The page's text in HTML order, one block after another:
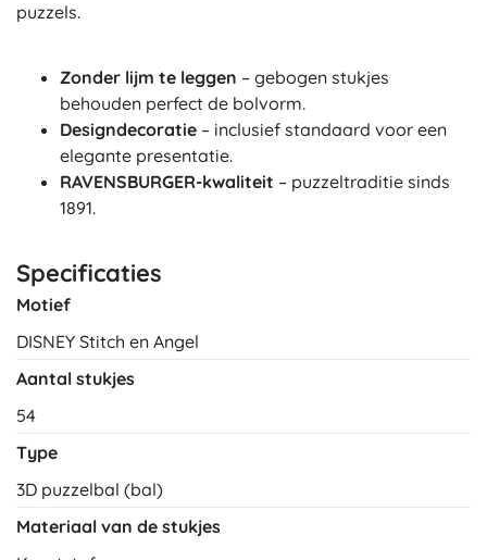
puzzels.
Zonder lijm te leggen – gebogen stukjes
behouden perfect de bolvorm.
Designdecoratie – inclusief standaard voor een
elegante presentatie.
RAVENSBURGER-kwaliteit – puzzeltraditie sinds
1891.
Specificaties
Motief
DISNEY Stitch en Angel
Aantal stukjes
54
Type
3D puzzelbal (bal)
Materiaal van de stukjes